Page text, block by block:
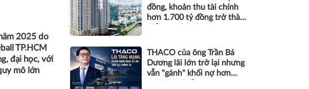
2025 do
TP.HCM
đại học, với
mô lớn
đồng, khoản thu tài chính
hơn 1.700 tỷ đồng trở thành
THACO của ông Trần Bá
Dương lãi lớn trở lại nhưng
vẫn "gánh" khối nợ hơn